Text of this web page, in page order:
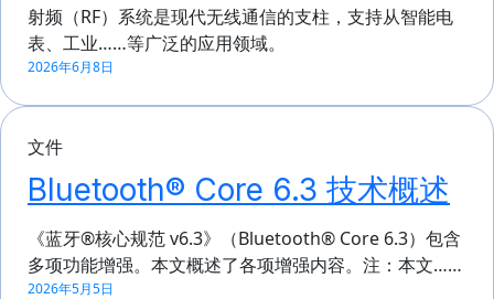
射频（RF）系统是现代无线通信的支柱，支持从智能电
表、工业……等广泛的应用领域。
2026年6月8日
文件
Bluetooth® Core 6.3 技术概述
《蓝牙®核心规范 v6.3》（Bluetooth® Core 6.3）包含
多项功能增强。本文概述了各项增强内容。注：本文……
2026年5月5日